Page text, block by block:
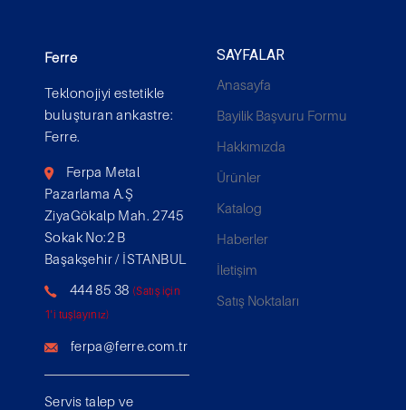
Ferre
Teklonojiyi estetikle
buluşturan ankastre:
Ferre.
Ferpa Metal
Pazarlama A.Ş
ZiyaGökalp Mah. 2745
Sokak No:2 B
Başakşehir / İSTANBUL
444 85 38 (Satış için
1'i tuşlayınız)
ferpa@ferre.com.tr
Servis talep ve
SAYFALAR
Anasayfa
Bayilik Başvuru Formu
Hakkımızda
Ürünler
Katalog
Haberler
İletişim
Satış Noktaları